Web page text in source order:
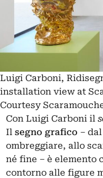
Luigi Carboni,
installation view at
Courtesy
Con Luigi Carboni il
Il segno grafico –
ombreggiare, allo
né fine – è elemento
contorno alle figure